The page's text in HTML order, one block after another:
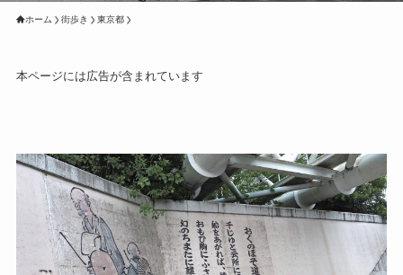
ホーム 街歩き 東京都
本ページには広告が含まれています